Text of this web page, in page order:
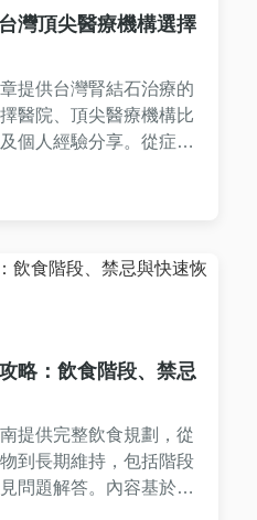
灣頂尖醫療機構選擇
提供台灣腎結石治療的
醫院、頂尖醫療機構比
個人經驗分享。從症狀
薦方案，避免就醫陷
略：飲食階段、禁忌
提供完整飲食規劃，從
到長期維持，包括階段
問題解答。內容基於實